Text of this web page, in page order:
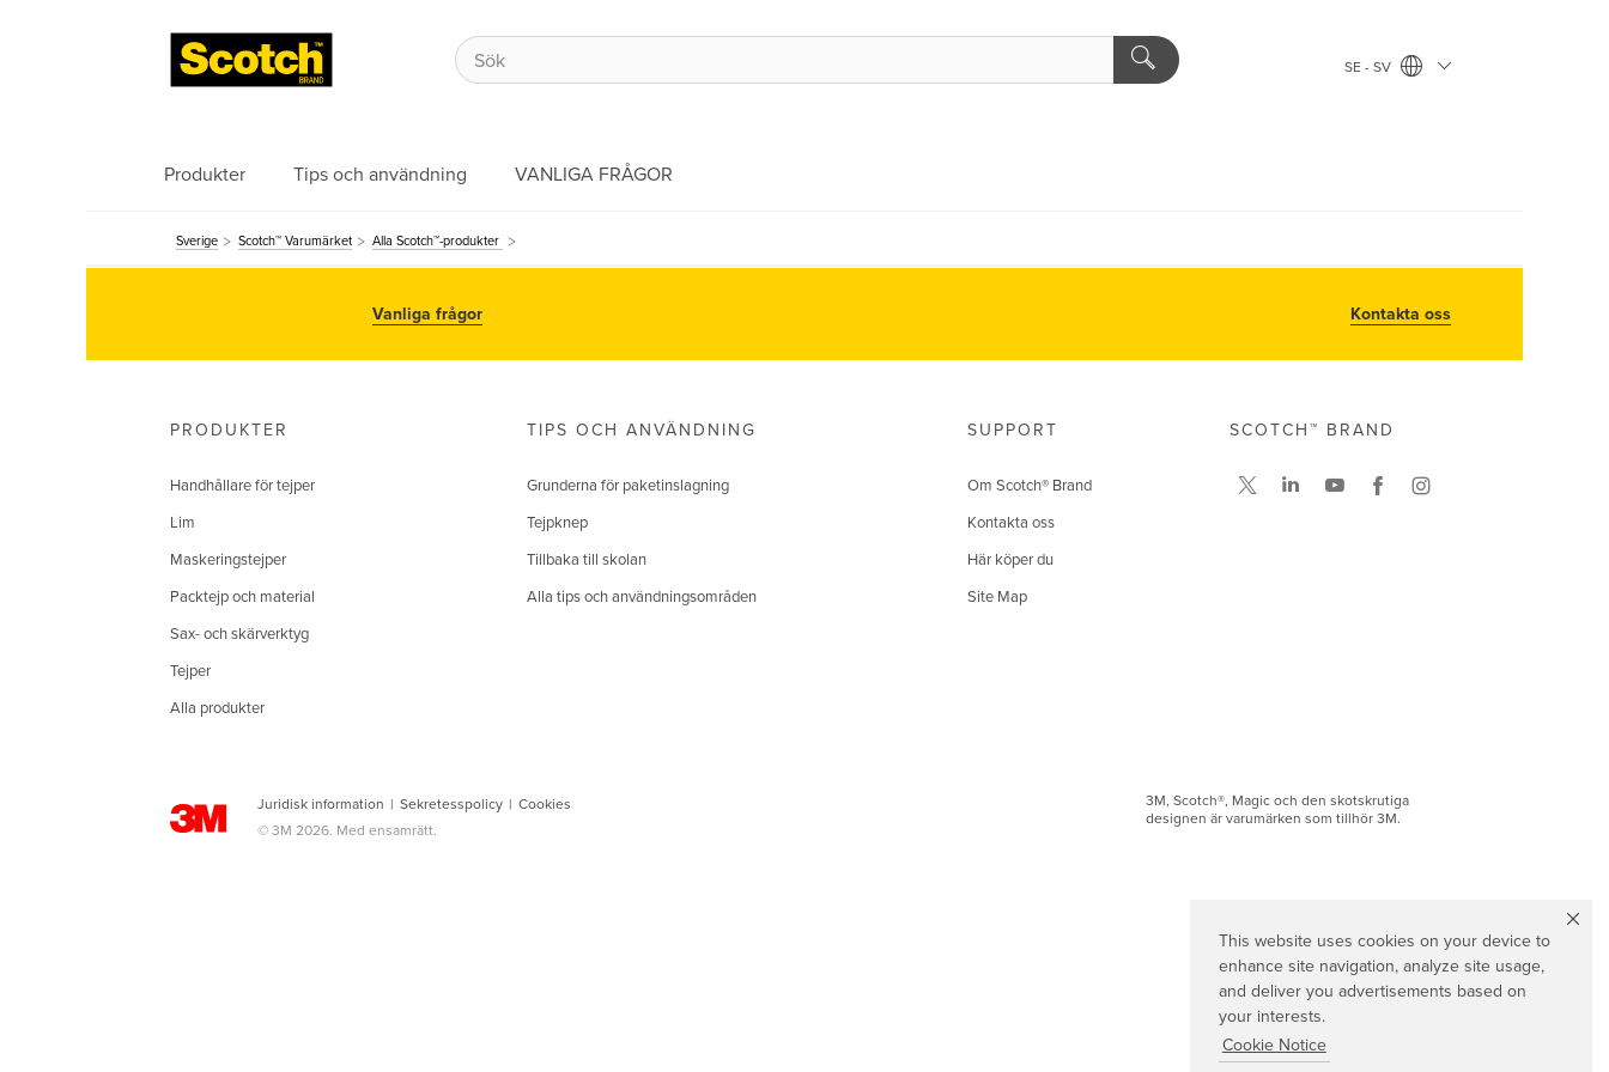
This website uses cookies on your device to
enhance site navigation, analyze site usage,
and deliver you advertisements based on
your interests.
Cookie Notice
SE - SV
Produkter Tips och användning VANLIGA FRÅGOR
Sverige Scotch™ Varumärket Alla Scotch™-produkter
Vanliga frågor Kontakta oss
PRODUKTER
Handhållare för tejper
Lim
Maskeringstejper
Packtejp och material
Sax- och skärverktyg
Tejper
Alla produkter
TIPS OCH ANVÄNDNING
Grunderna för paketinslagning
Tejpknep
Tillbaka till skolan
Alla tips och användningsområden
SUPPORT
Om Scotch® Brand
Kontakta oss
Här köper du
Site Map
Juridisk information | Sekretesspolicy | Cookies
© 3M 2026. Med ensamrätt.
SCOTCH™ BRAND
3M, Scotch®, Magic och den skotskrutiga
designen är varumärken som tillhör 3M.